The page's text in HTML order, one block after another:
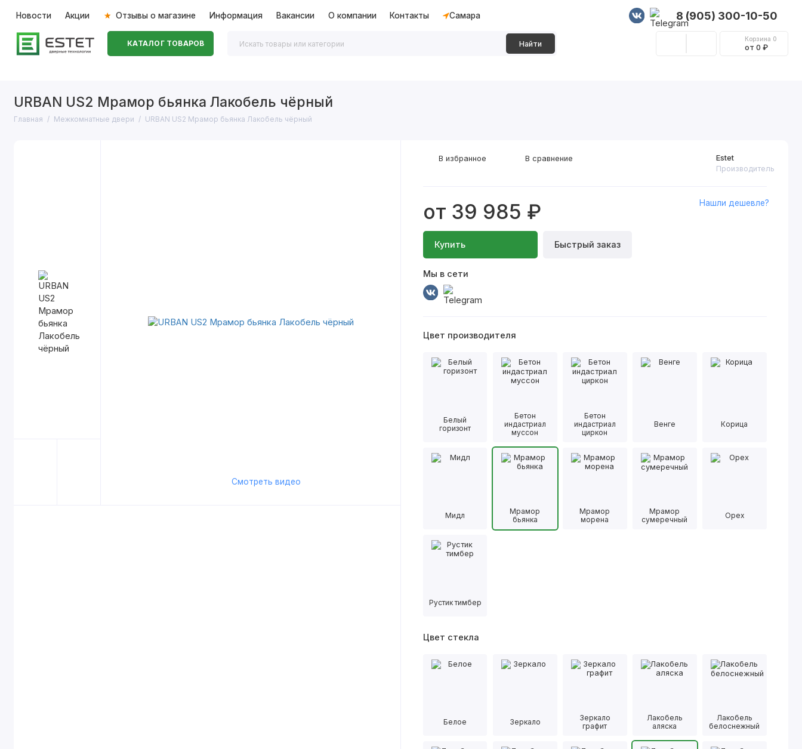
Новости Акции Отзывы о магазине Информация Вакансии О компании Контакты Самара 8 (905) 300-10-50
КАТАЛОГ ТОВАРОВ Найти
Корзина 0
от 0 ₽
URBAN US2 Мрамор бьянка Лакобель чёрный
Главная Межкомнатные двери URBAN US2 Мрамор бьянка Лакобель чёрный
Смотреть видео
Estet
Производитель
от 39 985 ₽
Купить Быстрый заказ
Нашли дешевле?
Мы в сети
В избранное В сравнение
Цвет производителя
Белый
горизонт
Бетон
индастриал
муссон
Бетон
индастриал
циркон
Венге Корица
Мидл
Мрамор
бьянка
Мрамор
морена
Мрамор
сумеречный
Орех
Рустик тимбер
Цвет стекла
Белое Зеркало
Зеркало
графит
Лакобель
аляска
Лакобель
белоснежный